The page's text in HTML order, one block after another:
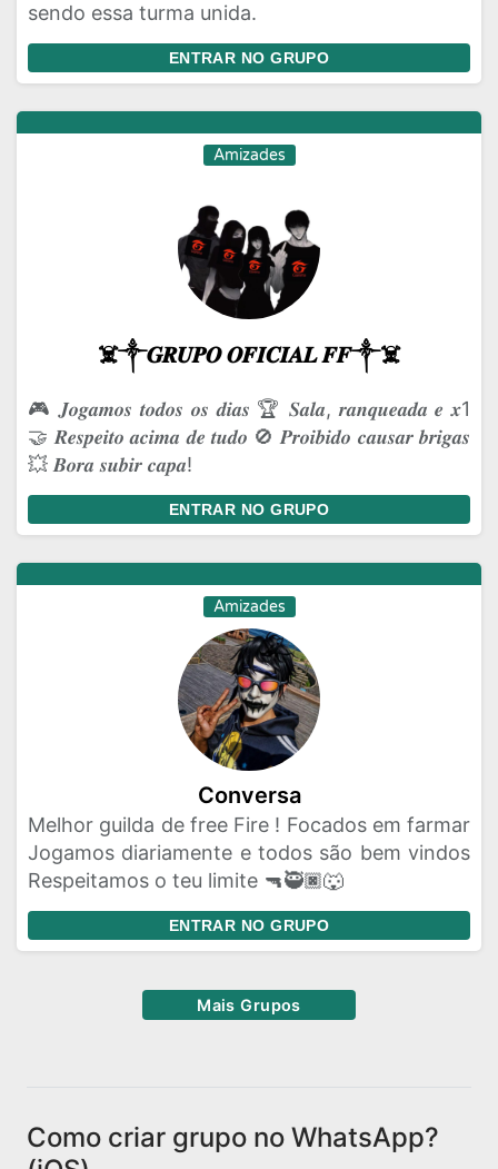
sendo essa turma unida.
ENTRAR NO GRUPO
Amizades
☠️༒𝑮𝑹𝑼𝑷𝑶 𝑶𝑭𝑰𝑪𝑰𝑨𝑳 𝑭𝑭༒☠️
🎮 𝑱𝒐𝒈𝒂𝒎𝒐𝒔 𝒕𝒐𝒅𝒐𝒔 𝒐𝒔 𝒅𝒊𝒂𝒔 🏆 𝑺𝒂𝒍𝒂, 𝒓𝒂𝒏𝒒𝒖𝒆𝒂𝒅𝒂 𝒆 𝒙1
🤝 𝑹𝒆𝒔𝒑𝒆𝒊𝒕𝒐 𝒂𝒄𝒊𝒎𝒂 𝒅𝒆 𝒕𝒖𝒅𝒐 🚫 𝑷𝒓𝒐𝒊𝒃𝒊𝒅𝒐 𝒄𝒂𝒖𝒔𝒂𝒓 𝒃𝒓𝒊𝒈𝒂𝒔
💥 𝑩𝒐𝒓𝒂 𝒔𝒖𝒃𝒊𝒓 𝒄𝒂𝒑𝒂!
ENTRAR NO GRUPO
Amizades
Conversa
Melhor guilda de free Fire ! Focados em farmar
Jogamos diariamente e todos são bem vindos
Respeitamos o teu limite 🔫🥷🏿🐺
ENTRAR NO GRUPO
Mais Grupos
Como criar grupo no WhatsApp?